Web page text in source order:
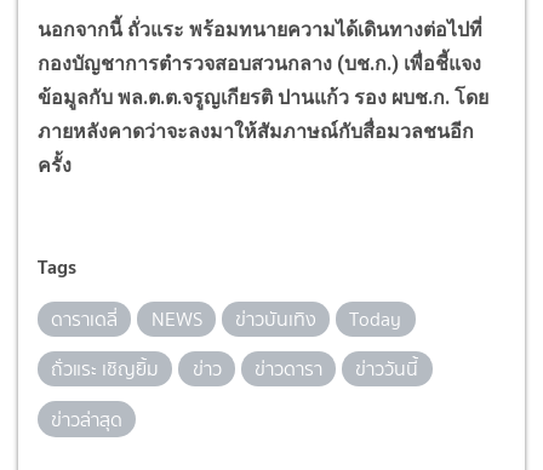
นอกจากนี้ ถั่วแระ พร้อมทนายความได้เดินทางต่อไปที่
กองบัญชาการตำรวจสอบสวนกลาง (บช.ก.) เพื่อชี้แจง
ข้อมูลกับ พล.ต.ต.จรูญเกียรติ ปานแก้ว รอง ผบช.ก. โดย
ภายหลังคาดว่าจะลงมาให้สัมภาษณ์กับสื่อมวลชนอีก
ครั้ง
Tags
ดาราเดลี่ NEWS ข่าวบันเทิง
Today
ถั่วแระ เชิญยิ้ม
ข่าว ข่าวดารา
ข่าววันนี้
ข่าวล่าสุด